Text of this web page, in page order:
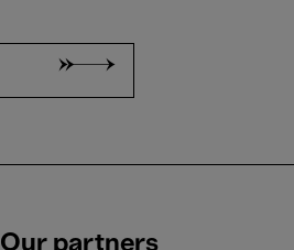
Our partners